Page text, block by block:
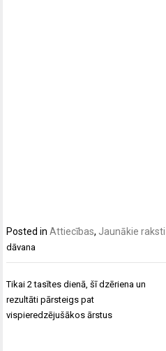
Posted inAttiecības, Jaunākie raksti
dāvana
Ziņu
izvēlne
Tikai 2 tasītes dienā, šī dzēriena un
rezultāti pārsteigs pat
vispieredzējušākos ārstus